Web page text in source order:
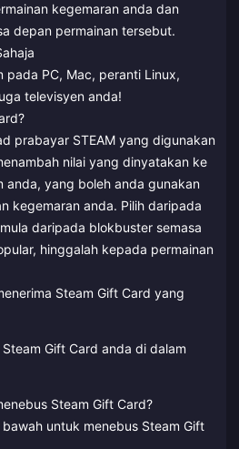
kegemaran anda dan
depan permainan tersebut.
pada PC, Mac, peranti Linux,
televisyen anda!
prabayar STEAM yang digunakan
nilai yang dinyatakan ke
anda, yang boleh anda gunakan
kegemaran anda. Pilih daripada
daripada blokbuster semasa
hinggalah kepada permainan
Steam Gift Card yang
Gift Card anda di dalam
Steam Gift Card?
untuk menebus Steam Gift